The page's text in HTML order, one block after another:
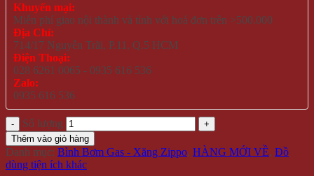
Khuyến mại:
Miễn phí giao nội thành và tỉnh với hoá đơn trên >500.000
Địa Chỉ:
714/17 Nguyễn Trãi, P.11, Q.5 HCM
Điện Thoại:
028 6261 0065 - 0935 616 536
Zalo:
0935 616 536
Số lượng
Thêm vào giỏ hàng
Danh mục: Bình Bơm Gas - Xăng Zippo, HÀNG MỚI VỀ, Đồ
dùng tiện ích khác